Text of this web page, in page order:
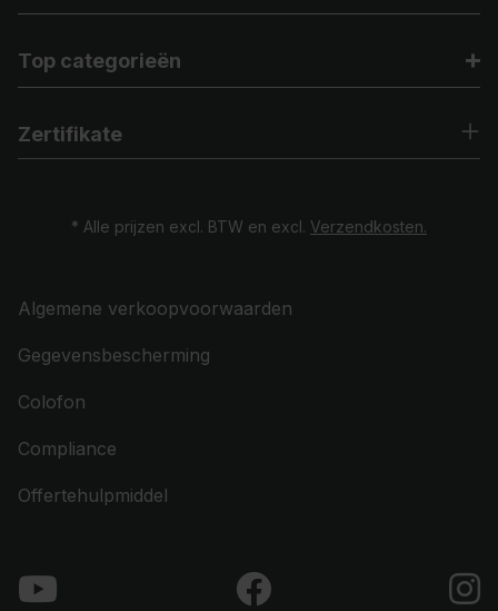
Top categorieën
Zertifikate
* Alle prijzen excl. BTW en excl. Verzendkosten.
Algemene verkoopvoorwaarden
Gegevensbescherming
Colofon
Compliance
Offertehulpmiddel